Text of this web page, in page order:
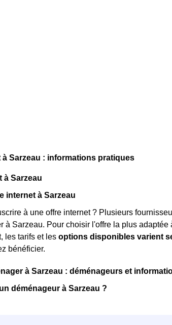
à Sarzeau : informations pratiques
à Sarzeau
internet à Sarzeau
à une offre internet ? Plusieurs
à Sarzeau. Pour choisir l'offre la plus
les tarifs et les options disponibles varient
bénéficier.
à Sarzeau : déménageurs et
déménageur à Sarzeau ?